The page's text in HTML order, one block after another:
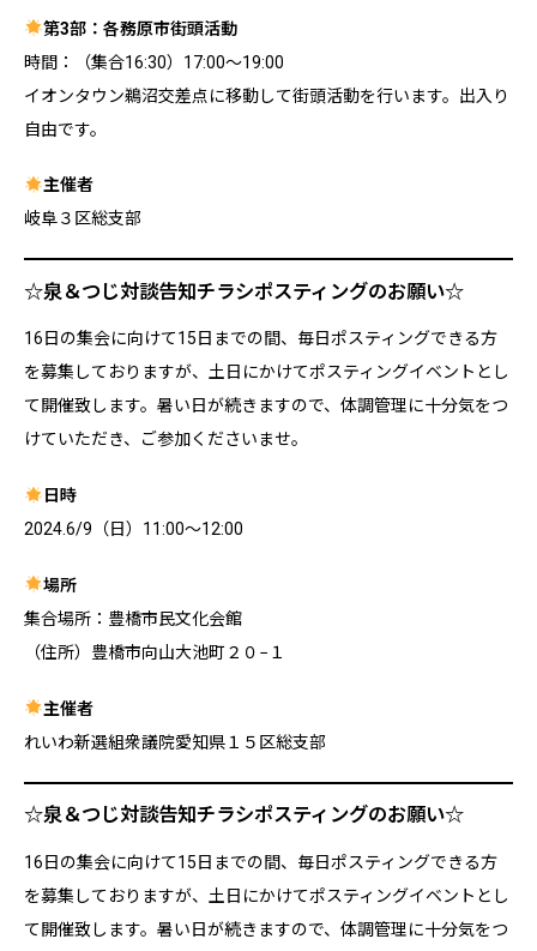
第3部：各務原市街頭活動
時間：（集合16:30）17:00〜19:00
イオンタウン鵜沼交差点に移動して街頭活動を行います。出入り
自由です。
主催者
岐阜３区総支部
☆泉＆つじ対談告知チラシポスティングのお願い☆
16日の集会に向けて15日までの間、毎日ポスティングできる方
を募集しておりますが、土日にかけてポスティングイベントとし
て開催致します。暑い日が続きますので、体調管理に十分気をつ
けていただき、ご参加くださいませ。
日時
2024.6/9（日）11:00～12:00
場所
集合場所：豊橋市民文化会館
（住所）豊橋市向山大池町２０−１
主催者
れいわ新選組衆議院愛知県１５区総支部
☆泉＆つじ対談告知チラシポスティングのお願い☆
16日の集会に向けて15日までの間、毎日ポスティングできる方
を募集しておりますが、土日にかけてポスティングイベントとし
て開催致します。暑い日が続きますので、体調管理に十分気をつ